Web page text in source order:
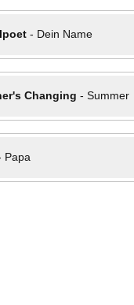
- Dein Name
Changing - Summer
Papa